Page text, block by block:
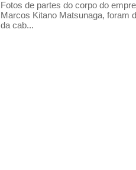
Fotos de partes do corpo do
Marcos Kitano Matsunaga, foram
da cab...